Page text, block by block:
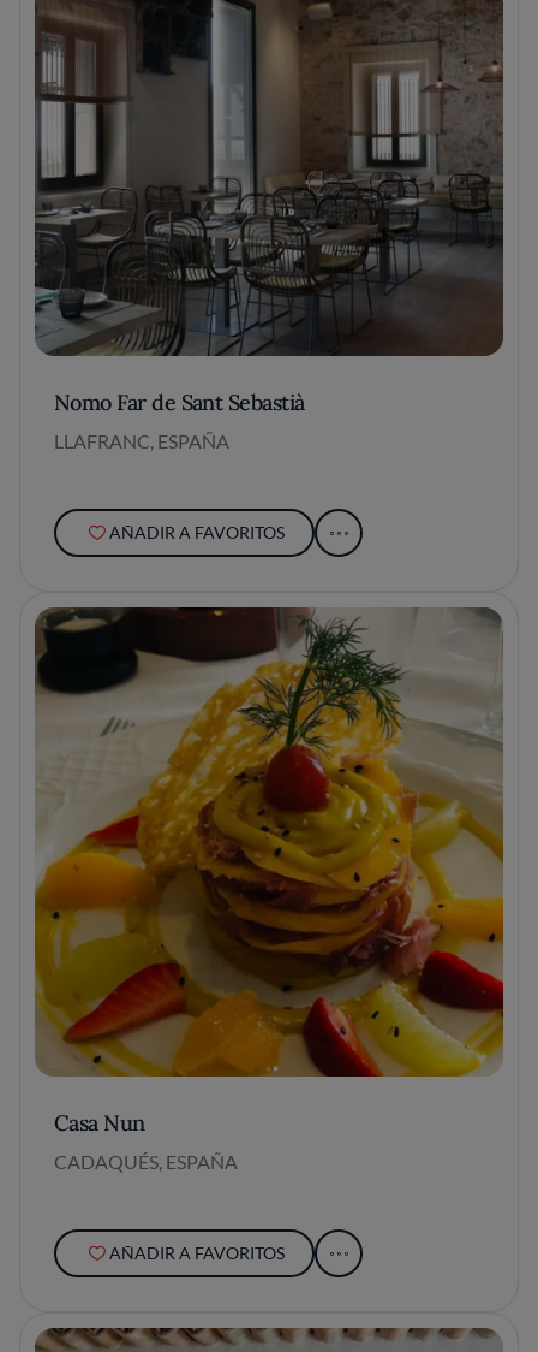
Nomo Far de Sant Sebastià
LLAFRANC, ESPAÑA
AÑADIR A FAVORITOS
Casa Nun
CADAQUÉS, ESPAÑA
AÑADIR A FAVORITOS